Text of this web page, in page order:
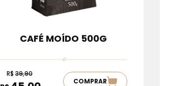
CAFÉ MOÍDO 500G
R$39,90
COMPRAR